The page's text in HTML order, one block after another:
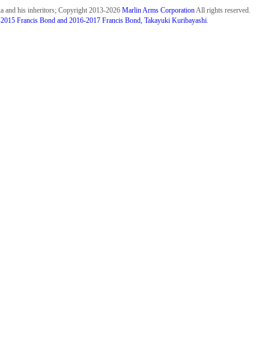
and his inheritors; Copyright 2013-2026 Marlin Arms CorporationAll rights reserved.
Francis Bond and 2016-2017 Francis Bond, Takayuki Kuribayashi.